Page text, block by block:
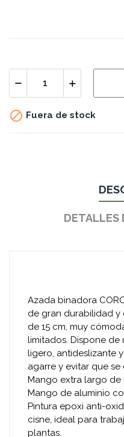
 Fuera de stock
DETALLES
Azada binadora
de gran durabilidad y
de 15 cm, muy
limitados. Dispone de
ligero, antideslizante
agarre y evitar que
Mango extra largo de
Mango de aluminio
Pintura epoxi anti-
cisne, ideal para
plantas.